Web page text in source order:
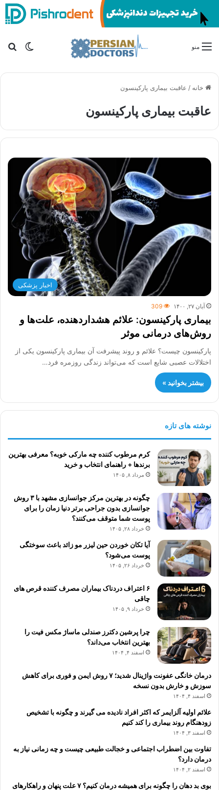
تغییر منو
خانه / عاقبت بیماری پارکینسون
عاقبت بیماری پارکینسون
اخبار پزشکی
آبان ۲۷, ۱۴۰۰ 309
بیماری پارکینسون: علائم هشداردهنده، علت‌ها و
روش‌های درمانی موثر
پارکینسون چیست؟ علائم و روند پیشرفت آن بیماری پارکینسون یکی از
اختلالات عصبی شایع است که می‌تواند زندگی روزمره فرد…
بیشتر بخوانید »
نوشته های تازه
کرم مرطوب کننده چه مارکی خوبه؟ معرفی بهترین
برندها + راهنمای انتخاب و خرید
مرداد ۸, ۱۴۰۵
چگونه در بهترین مرکز جوانسازی مشهد با ۳ روش
جوانسازی بدون جراحی برتر دنیا زمان را برای
پوست شما متوقف می‌کنند؟
خرداد ۲۸, ۱۴۰۵
آیا تکان خوردن حین لیزر مو زائد باعث سوختگی
پوست می‌شود؟
خرداد ۲۶, ۱۴۰۵
۶ اعتراف دردناک بیماران مصرف کننده قرص های
چاقی
خرداد ۹, ۱۴۰۵
چرا پرشین دکترز صندلی ماساژ مکس فیت را
بهترین انتخاب می‌داند؟
اسفند ۴, ۱۴۰۴
درمان خانگی عفونت واژینال شدید؛ ۷ روش ایمن و فوری برای کاهش
سوزش و خارش بدون نسخه
اسفند ۴, ۱۴۰۴
علائم اولیه آلزایمر که اکثر افراد نادیده می گیرند و چگونه با تشخیص
زودهنگام روند بیماری را کند کنیم
اسفند ۳, ۱۴۰۴
تفاوت بین اضطراب اجتماعی و خجالت طبیعی چیست و چه زمانی نیاز به
درمان دارد؟
اسفند ۲, ۱۴۰۴
بوی بد دهان را چگونه برای همیشه درمان کنیم؟ ۷ علت پنهان و راهکارهای